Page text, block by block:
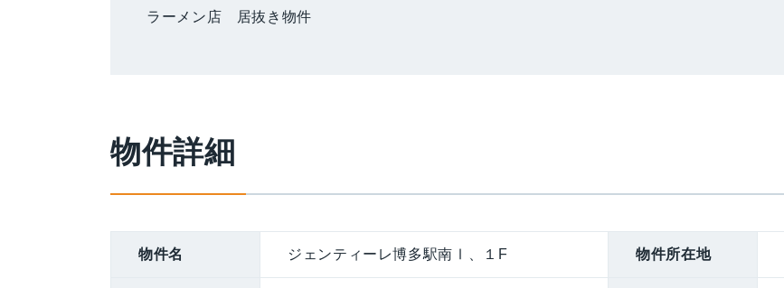
ラーメン店 居抜き物件
物件詳細
物件名 ジェンティーレ博多駅南Ⅰ、１F 物件所在地